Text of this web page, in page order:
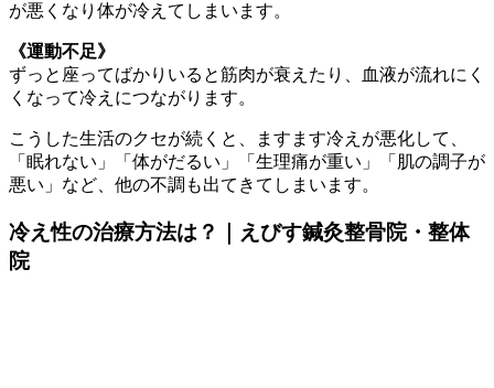
が悪くなり体が冷えてしまいます。
《運動不足》
ずっと座ってばかりいると筋肉が衰えたり、血液が流れにく
くなって冷えにつながります。
こうした生活のクセが続くと、ますます冷えが悪化して、
「眠れない」「体がだるい」「生理痛が重い」「肌の調子が
悪い」など、他の不調も出てきてしまいます。
冷え性の治療方法は？｜えびす鍼灸整骨院・整体
院